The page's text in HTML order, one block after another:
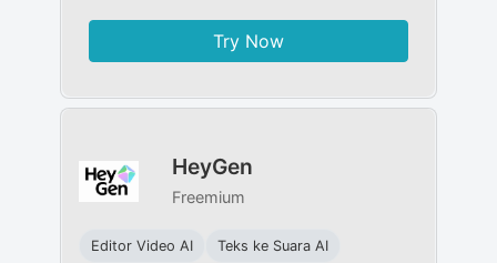
Try Now
HeyGen
Freemium
Editor Video AI Teks ke Suara AI